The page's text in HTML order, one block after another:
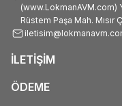
(www.LokmanAVM.com)
Rüstem Paşa Mah. Mısır
İLETİŞİM
ÖDEME